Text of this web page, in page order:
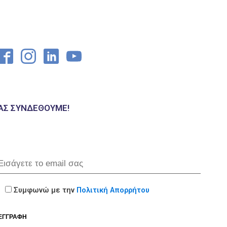
ΣΥΝΔΕΘΟΎΜΕ!
Συμφωνώ με την Πολιτική Απορρήτου